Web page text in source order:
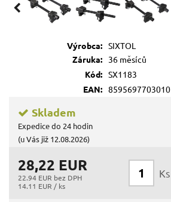
Výrobca: SIXTOL
Záruka:
36 měsíců
Kód: SX1183
EAN: 8595697703010
Skladem
Expedice do 24 hodin
(u Vás již 12.08.2026)
28,22 EUR
22.94 EUR bez DPH
14.11 EUR / ks
Ks